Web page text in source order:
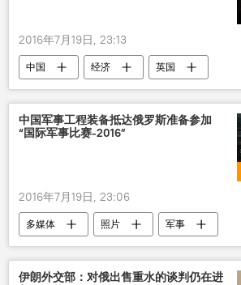
2016年7月19日, 23:13
中国 经济
英国
国际货币基金组织
GDP
中国军事工程装备抵达俄罗斯准备参加
“国际军事比赛-2016”
2016年7月19日, 23:06
多媒体 照片
军事
国际军事比赛
中国 俄罗斯
伊朗外交部：对俄出售重水的谈判仍在进